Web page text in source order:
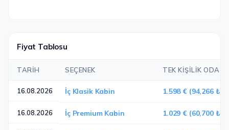
Fiyat Tablosu
TARIH SEÇENEK TEK KIŞILIK ODA
16.08.2026 İç Klasik Kabin 1.598 € (94,266 ₺)
16.08.2026 İç Premium Kabin 1.029 € (60,700 ₺)